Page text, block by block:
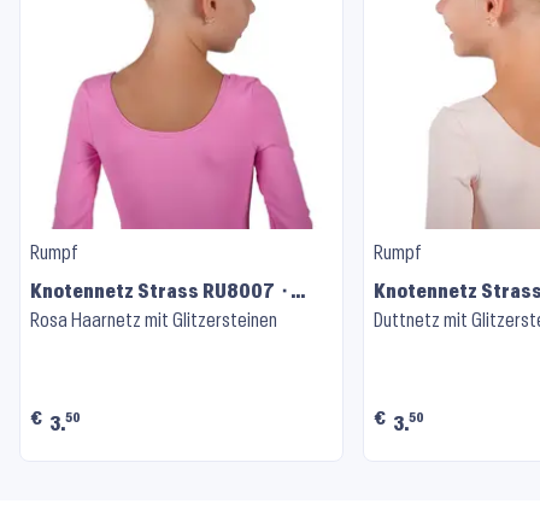
Rumpf
Knotennetz Strass RU8007 ⬝
Pink
Rosa Haarnetz mit Glitzersteinen
€ 3.50
Rumpf
Knotennetz
Light Blue
Duttnetz mit
€ 3.50